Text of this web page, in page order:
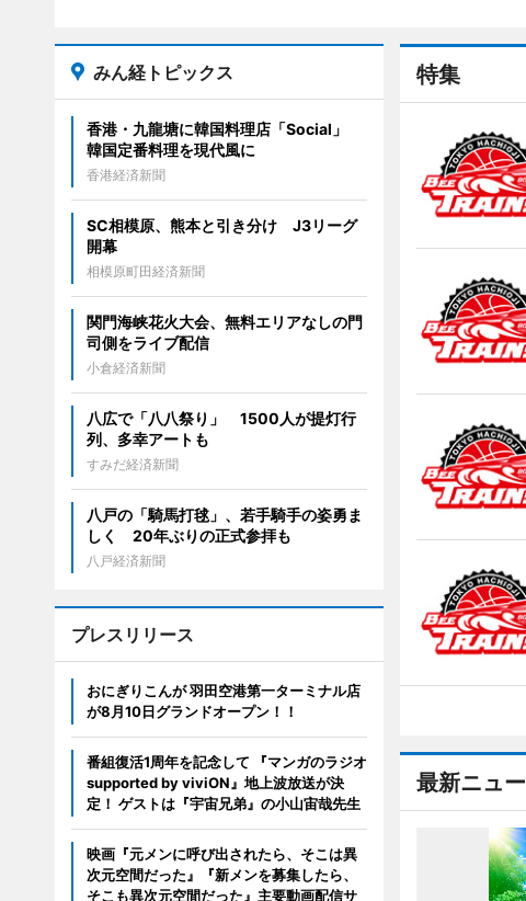
特集
最新ニュ
みん経トピックス
香港・九龍塘に韓国料理店「Social」
韓国定番料理を現代風に
香港経済新聞
SC相模原、熊本と引き分け J3リーグ
開幕
相模原町田経済新聞
関門海峡花火大会、無料エリアなしの門
司側をライブ配信
小倉経済新聞
八広で「八八祭り」 1500人が提灯行
列、多幸アートも
すみだ経済新聞
八戸の「騎馬打毬」、若手騎手の姿勇ま
しく 20年ぶりの正式参拝も
八戸経済新聞
プレスリリース
おにぎりこんが 羽田空港第一ターミナル店
が8月10日グランドオープン！！
番組復活1周年を記念して 『マンガのラジオ
supported by viviON』地上波放送が決
定！ ゲストは『宇宙兄弟』の小山宙哉先生
映画『元メンに呼び出されたら、そこは異
次元空間だった』『新メンを募集したら、
そこも異次元空間だった』主要動画配信サ